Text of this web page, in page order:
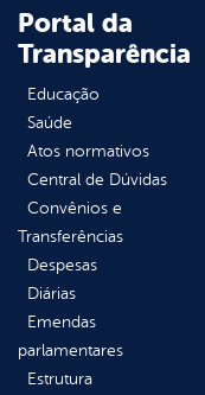
Portal da
Transparência
Educação
Saúde
Atos normativos
Central de Dúvidas
Convênios e
Transferências
Despesas
Diárias
Emendas
parlamentares
Estrutura